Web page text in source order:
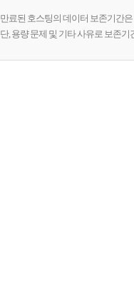
만료된 호스팅의 데이터 보존기간
단, 용량 문제 및 기타 사유로 보존